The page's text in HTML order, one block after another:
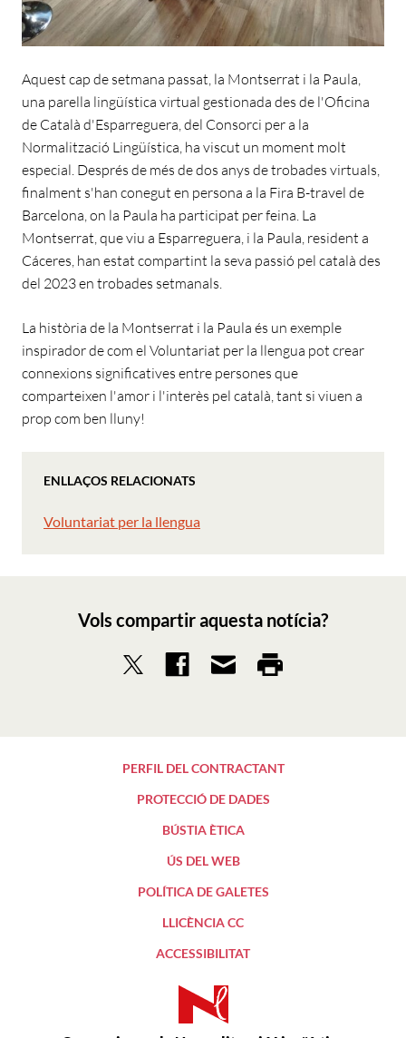
Aquest cap de setmana passat, la Montserrat i la Paula,
una parella lingüística virtual gestionada des de l'Oficina
de Català d'Esparreguera, del Consorci per a la
Normalització Lingüística, ha viscut un moment molt
especial. Després de més de dos anys de trobades virtuals,
finalment s'han conegut en persona a la Fira B-travel de
Barcelona, on la Paula ha participat per feina. La
Montserrat, que viu a Esparreguera, i la Paula, resident a
Cáceres, han estat compartint la seva passió pel català des
del 2023 en trobades setmanals.
La història de la Montserrat i la Paula és un exemple
inspirador de com el Voluntariat per la llengua pot crear
connexions significatives entre persones que
comparteixen l'amor i l'interès pel català, tant si viuen a
prop com ben lluny!
ENLLAÇOS RELACIONATS
Voluntariat per la llengua
Vols compartir aquesta notícia?
PERFIL DEL CONTRACTANT
PROTECCIÓ DE DADES
BÚSTIA ÈTICA
ÚS DEL WEB
POLÍTICA DE GALETES
LLICÈNCIA CC
ACCESSIBILITAT